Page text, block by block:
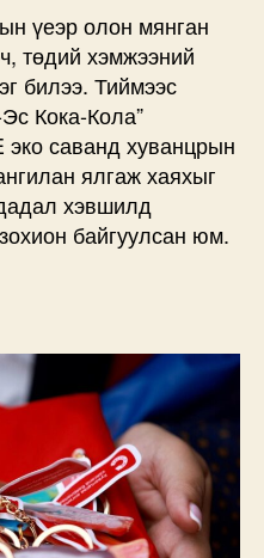
үеэр олон мянган
төдий хэмжээний
билээ. Тиймээс
Кока-Кола”
саванд хуванцрын
ялгаж хаяхыг
хэвшилд
байгуулсан юм.